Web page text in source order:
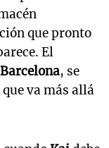
que pronto
El
Barcelona, se
va más allá